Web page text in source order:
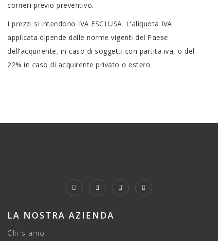
corrieri previo preventivo.
I prezzi si intendono IVA ESCLUSA. L'aliquota IVA
applicata dipende dalle norme vigenti del Paese
dell'acquirente, in caso di soggetti con partita iva, o del
22% in caso di acquirente privato o estero.
LA NOSTRA AZIENDA
Chi siamo